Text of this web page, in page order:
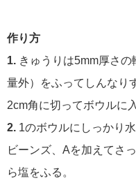
作り方
1. きゅうりは5mm厚さ
量外）をふってしんなり
2cm角に切ってボウルに
2. 1のボウルにしっかり
ビーンズ、Aを加えてさ
ら塩をふる。